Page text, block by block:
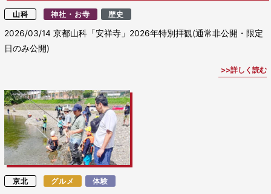
山科 神社・お寺 歴史
2026/03/14京都山科「安祥寺」2026年特別拝観(通常非公開・限定
日のみ公開)
詳しく読む
京北 グルメ 体験